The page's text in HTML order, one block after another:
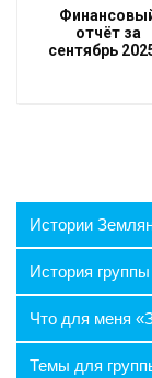
отчёт за
сентябрь
Истории
История группы
Что для меня
Темы для